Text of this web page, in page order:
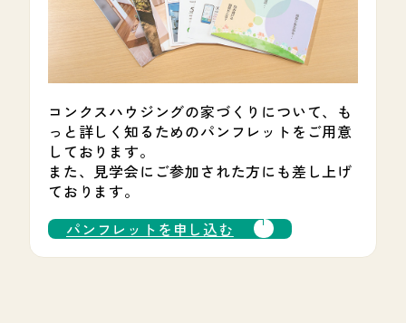
コンクスハウジングの家づくりについて、も
っと詳しく知るためのパンフレットをご用意
しております。
また、見学会にご参加された方にも差し上げ
ております。
パンフレットを申し込む